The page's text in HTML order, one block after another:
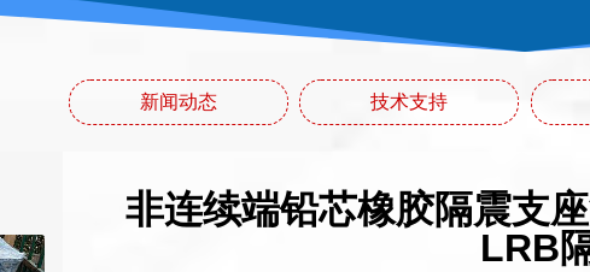
新闻动态 技术支持
非连续端铅芯橡胶隔震支
LRB